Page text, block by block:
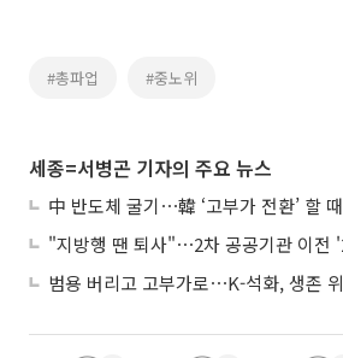
#총파업 #중노위
세종=서병곤 기자의 주요 뉴스
中 반도체 굴기⋯韓 ‘고부가 전환’ 할 때